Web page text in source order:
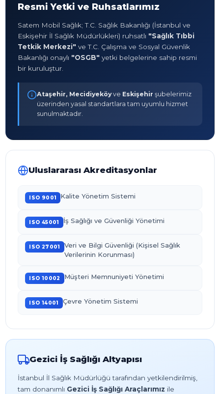
Resmi Yetki ve Ruhsatlarımız
Satem Mobil Sağlık; T.C. Sağlık Bakanlığı (İstanbul ve
Eskişehir İl Sağlık Müdürlükleri) ruhsatlı "Sağlık Tıbbi
Tetkik Merkezi" ve T.C. Çalışma ve Sosyal Güvenlik
Bakanlığı onaylı "OSGB" yetki belgelerine sahip resmi
bir kuruluştur.
Ataşehir, Mecidiyeköyve Eskişehir şubelerimiz
üzerinden yasal standartlara tam uyumlu hizmet
sunulmaktadır.
Uluslararası Akreditasyonlar
ISO 9001 Kalite Yönetim Sistemi
ISO 45001 İş Sağlığı ve Güvenliği Yönetimi
ISO 27001
Veri ve Bilgi Güvenliği (Kişisel Sağlık
Verilerinin Korunması)
ISO 10002 Müşteri Memnuniyeti Yönetimi
ISO 14001 Çevre Yönetim Sistemi
Gezici İş Sağlığı Altyapısı
İstanbul İl Sağlık Müdürlüğü tarafından yetkilendirilmiş,
tam donanımlı Gezici İş Sağlığı Araçlarımız ile